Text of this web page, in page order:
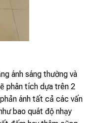
ánh sáng thường và
phân tích dựa trên 2
ánh tất cả các vấn
bao quát độ nhạy